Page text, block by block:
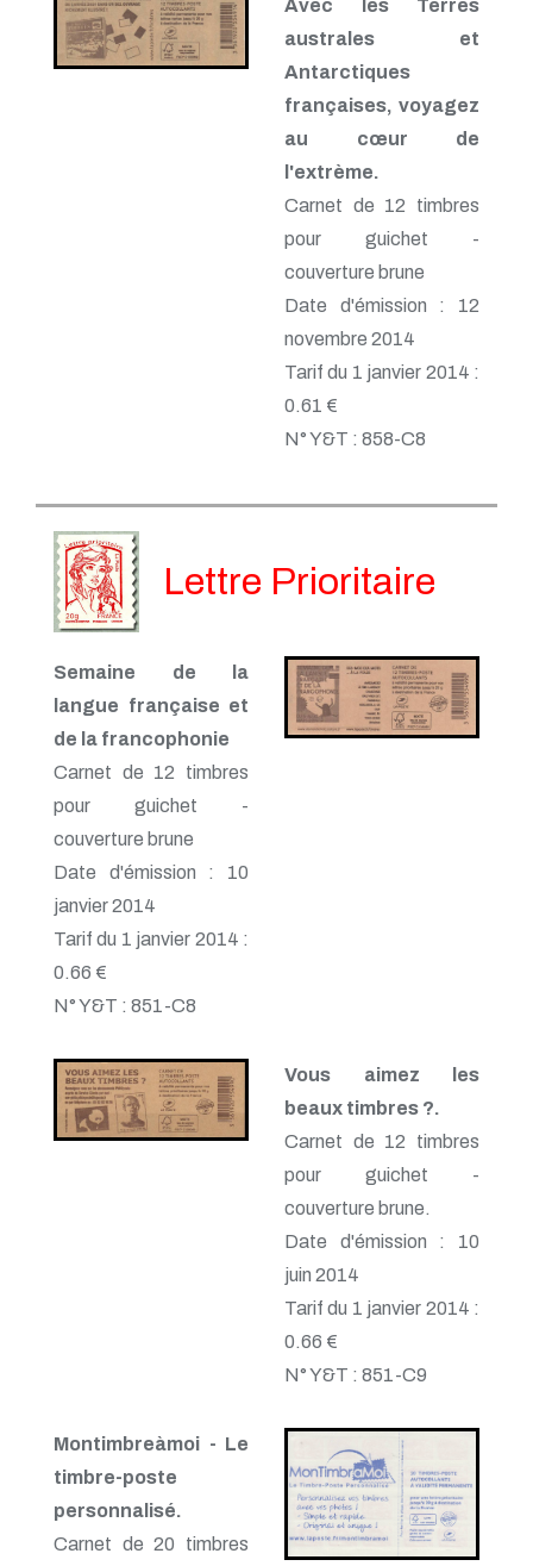
Avec les Terres
australes et
Antarctiques
françaises, voyagez
au cœur de
l'extrème.
Carnet de 12 timbres
pour guichet -
couverture brune
Date d'émission : 12
novembre 2014
Tarif du 1 janvier 2014 :
0.61 €
N° Y&T : 858-C8
Lettre Prioritaire
Semaine de la
langue française et
de la francophonie
Carnet de 12 timbres
pour guichet -
couverture brune
Date d'émission : 10
janvier 2014
Tarif du 1 janvier 2014 :
0.66 €
N° Y&T : 851-C8
Vous aimez les
beaux timbres ?.
Carnet de 12 timbres
pour guichet -
couverture brune.
Date d'émission : 10
juin 2014
Tarif du 1 janvier 2014 :
0.66 €
N° Y&T : 851-C9
Montimbreàmoi - Le
timbre-poste
personnalisé.
Carnet de 20 timbres